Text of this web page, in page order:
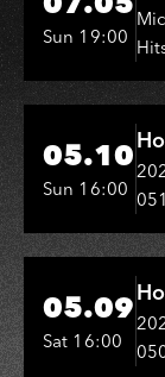
Sun 19:00
Hi-Ing Music
05.10
Sun 16:00
敏
彬
瑤
Hi-Ing Music
05.09
Sat 16:00
敏